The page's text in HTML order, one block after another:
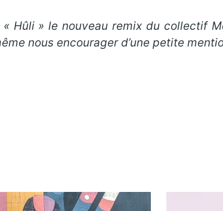
Hûli » le nouveau remix du collectif
nous encourager d’une petite